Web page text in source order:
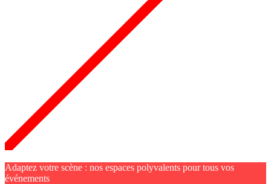
Adaptez votre scène : nos espaces polyvalents pour tous vos
événements